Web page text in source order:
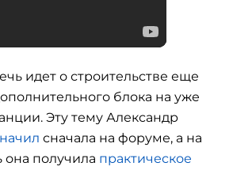
идет о строительстве еще
блока на уже
Эту тему Александр
сначала на форуме, а на
получила практическое